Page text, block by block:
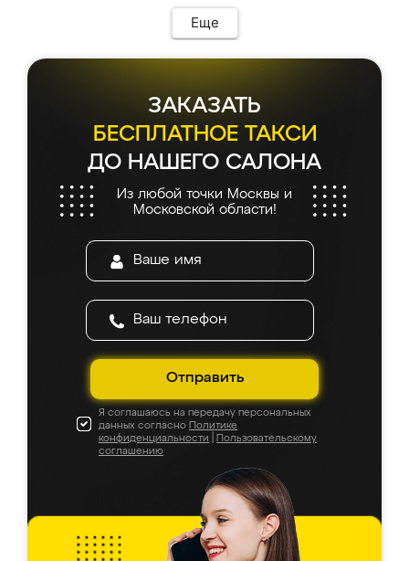
Еще
ЗАКАЗАТЬ
БЕСПЛАТНОЕ ТАКСИ
ДО НАШЕГО САЛОНА
Из любой точки Москвы и
Московской области!
Отправить
Я соглашаюсь на передачу персональных
данных согласно Политике
конфиденциальности
Пользовательскому
соглашению